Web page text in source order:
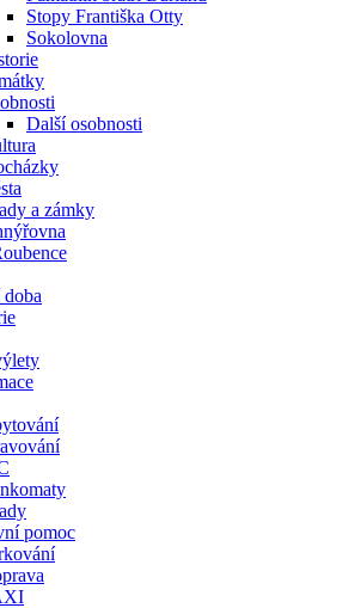
Stopy Františka Otty
Sokolovna
Další osobnosti
a zámky
pomoc